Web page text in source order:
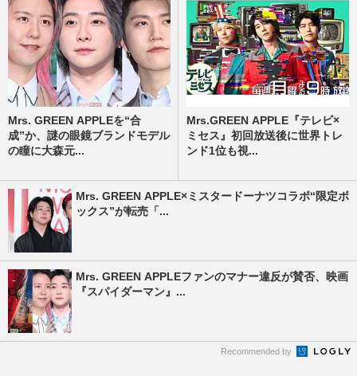
Mrs. GREEN APPLEを“合
成”か、謎の眼鏡ブランドモデル
の瞳に大森元...
Mrs.GREEN APPLE『テレビ×
ミセス』初回放送後に世界トレ
ンド1位も視...
Mrs. GREEN APPLE×ミスタードーナツコラボ“限定ボ
ックス”が転売「...
Mrs. GREEN APPLEファンのマナー違反が賛否、映画
『スパイダーマン』...
Recommended by